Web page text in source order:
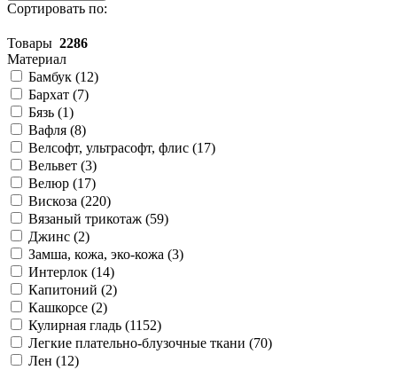
Сортировать по:
Товары 2286
Материал
Бамбук (12)
Бархат (7)
Бязь (1)
Вафля (8)
Велсофт, ультрасофт, флис (17)
Вельвет (3)
Велюр (17)
Вискоза (220)
Вязаный трикотаж (59)
Джинс (2)
Замша, кожа, эко-кожа (3)
Интерлок (14)
Капитоний (2)
Кашкорсе (2)
Кулирная гладь (1152)
Легкие плательно-блузочные ткани (70)
Лен (12)